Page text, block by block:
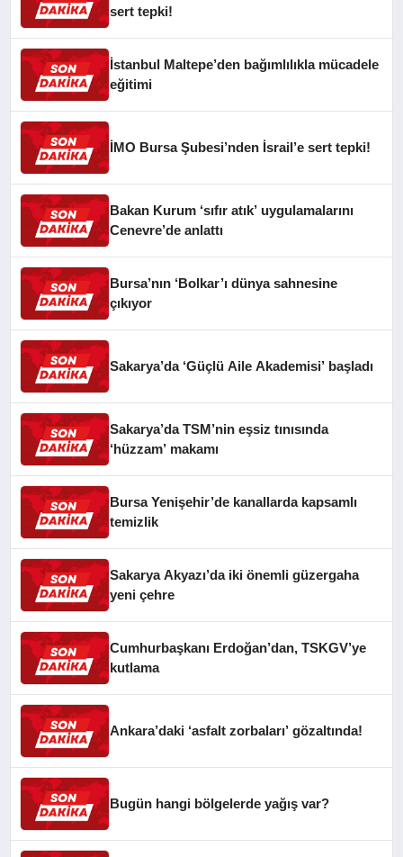
sert tepki!
İstanbul Maltepe’den bağımlılıkla mücadele
eğitimi
İMO Bursa Şubesi’nden İsrail’e sert tepki!
Bakan Kurum ‘sıfır atık’ uygulamalarını
Cenevre’de anlattı
Bursa’nın ‘Bolkar’ı dünya sahnesine
çıkıyor
Sakarya’da ‘Güçlü Aile Akademisi’ başladı
Sakarya’da TSM’nin eşsiz tınısında
‘hüzzam’ makamı
Bursa Yenişehir’de kanallarda kapsamlı
temizlik
Sakarya Akyazı’da iki önemli güzergaha
yeni çehre
Cumhurbaşkanı Erdoğan’dan, TSKGV’ye
kutlama
Ankara’daki ‘asfalt zorbaları’ gözaltında!
Bugün hangi bölgelerde yağış var?